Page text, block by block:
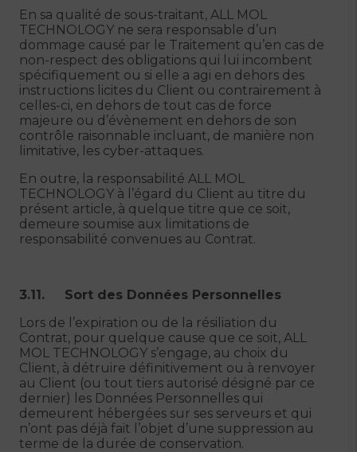
En sa qualité de sous-traitant, ALL MOL
TECHNOLOGY ne sera responsable d’un
dommage causé par le Traitement qu’en cas de
non-respect des obligations qui lui incombent
spécifiquement ou si elle a agi en dehors des
instructions licites du Client ou contrairement à
celles-ci, en dehors de tout cas de force
majeure ou d’évènement en dehors de son
contrôle raisonnable incluant, de manière non
limitative, les cyber-attaques.
En outre, la responsabilité ALL MOL
TECHNOLOGY à l’égard du Client au titre du
présent article, à quelque titre que ce soit,
demeure soumise aux limitations de
responsabilité convenues au Contrat.
3.11. Sort des Données Personnelles
Lors de l’expiration ou de la résiliation du
Contrat, pour quelque cause que ce soit, ALL
MOL TECHNOLOGY s’engage, au choix du
Client, à détruire définitivement ou à renvoyer
au Client (ou tout tiers autorisé désigné par ce
dernier) les Données Personnelles qui
demeurent hébergées sur ses serveurs et qui
n’ont pas déjà fait l’objet d’une suppression au
terme de la durée de conservation.